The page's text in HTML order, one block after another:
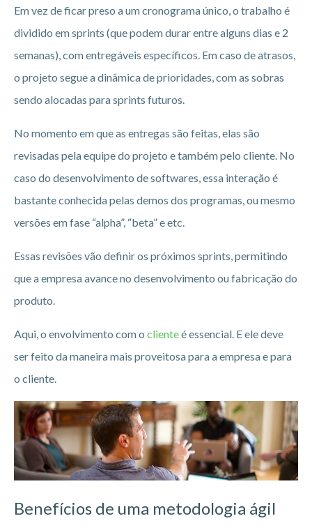
Em vez de ficar preso a um cronograma único, o trabalho é
dividido em sprints (que podem durar entre alguns dias e 2
semanas), com entregáveis específicos. Em caso de atrasos,
o projeto segue a dinâmica de prioridades, com as sobras
sendo alocadas para sprints futuros.
No momento em que as entregas são feitas, elas são
revisadas pela equipe do projeto e também pelo cliente. No
caso do desenvolvimento de softwares, essa interação é
bastante conhecida pelas demos dos programas, ou mesmo
versões em fase “alpha”, “beta” e etc.
Essas revisões vão definir os próximos sprints, permitindo
que a empresa avance no desenvolvimento ou fabricação do
produto.
Aqui, o envolvimento com o clienteé essencial. E ele deve
ser feito da maneira mais proveitosa para a empresa e para
o cliente.
Benefícios de uma metodologia ágil